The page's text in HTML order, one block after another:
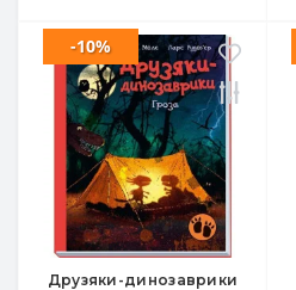
Друзяки-динозаврики
-10%